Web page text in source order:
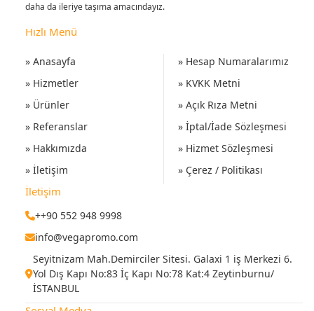
daha da ileriye taşıma amacındayız.
Hızlı Menü
» Anasayfa
» Hizmetler
» Ürünler
» Referanslar
» Hakkımızda
» İletişim
» Hesap Numaralarımız
» KVKK Metni
» Açık Rıza Metni
» İptal/İade Sözleşmesi
» Hizmet Sözleşmesi
» Çerez / Politikası
İletişim
++90 552 948 9998
info@vegapromo.com
Seyitnizam Mah.Demirciler Sitesi. Galaxi 1 iş Merkezi 6.
Yol Dış Kapı No:83 İç Kapı No:78 Kat:4 Zeytinburnu/
İSTANBUL